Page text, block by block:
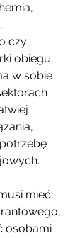
czy
obiegu
w sobie
mieć
osobami